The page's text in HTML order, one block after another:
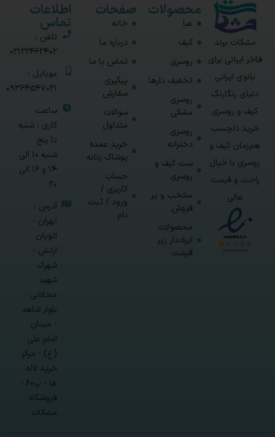
مشکات برند
فاخر ایرانی برای
بانوی ایرانی
دنیای رنگارنگ
کیف و روسری
خرید دلچسب
هم‌زمان کیف و
روسری با خیال
راحت و قیمت
عالی
محصولات
عبا
کیف
روسری
تخفیف دارها
روسری
مشکی
روسری
دخترانه
ست کیف و
روسری
منتخب و پر
فروش
محصولات
ایراددار زیر
قیمت
صفحات
خانه
درباره ما
تماس با ما
پیگیری
سفارش
سوالات
متداول
خرید عمده
پوشاک زنانه
حساب
کاربری /
ورود / ثبت
نام
اطلاعات
تماس
تلفن :
02122462402
موبایل :
09364547021
ساعت
کاری : شنبه
تا پنج
شنبه 10 الی
14 و 16 الی
20
آدرس :
تهران -
اتوبان
ارتش -
شهرک
شهید
محلاتی -
بلوار شاهد
- میدان
امام علی
(ع) - مرکز
خرید لاله
ها - پ۶۰ -
فروشگاه
مشکات